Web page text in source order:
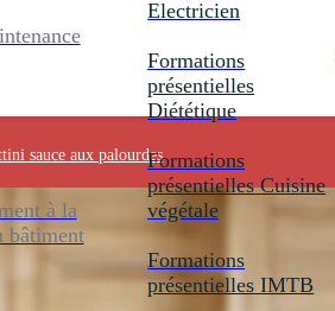
à la
bâtiment
Electricien
Formations
présentielles
Diététique
Formations
présentielles Cuisine
végétale
Formations
présentielles IMTB
sauce aux palourdes